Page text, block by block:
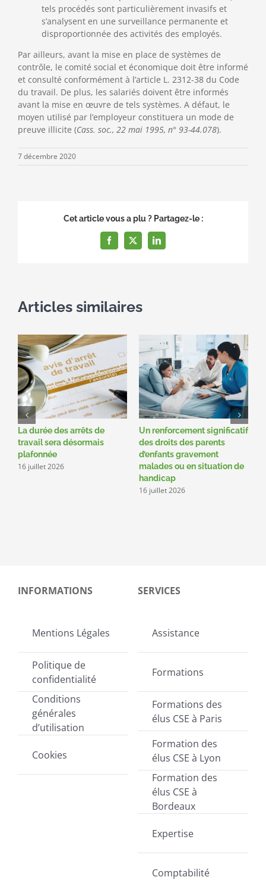
tels procédés sont particulièrement invasifs et
s’analysent en une surveillance permanente et
disproportionnée des activités des employés.
Par ailleurs, avant la mise en place de systèmes de
contrôle, le comité social et économique doit être informé
et consulté conformément à l’article L. 2312-38 du Code
du travail. De plus, les salariés doivent être informés
avant la mise en œuvre de tels systèmes. A défaut, le
moyen utilisé par l’employeur constituera un mode de
preuve illicite (Cass. soc., 22 mai 1995, n° 93-44.078).
7 décembre 2020
Cet article vous a plu ? Partagez-le :
Facebook
X LinkedIn
Articles similaires
La durée des arrêts de
travail sera désormais
plafonnée
16 juillet 2026
Un renforcement significatif
des droits des parents
d’enfants gravement
malades ou en situation de
handicap
16 juillet 2026
INFORMATIONS
Mentions Légales
Politique de
confidentialité
Conditions
générales
d’utilisation
Cookies
SERVICES
Assistance
Formations
Formations des
élus CSE à Paris
Formation des
élus CSE à Lyon
Formation des
élus CSE à
Bordeaux
Expertise
Comptabilité